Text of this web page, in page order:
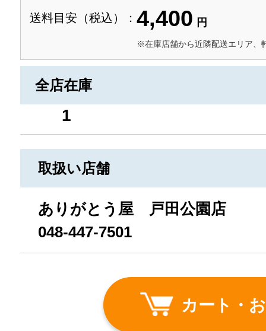
送料目安（税込）： 4,400 円
※在庫店舗から近隣配送エリア、
全店在庫
1
取扱い店舗
ありがとう屋 戸田公園店
048-447-7501
カート・